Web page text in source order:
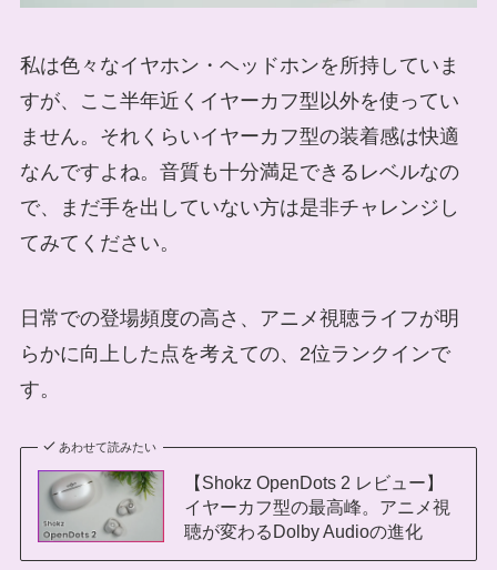
私は色々なイヤホン・ヘッドホンを所持していま
すが、ここ半年近くイヤーカフ型以外を使ってい
ません。それくらいイヤーカフ型の装着感は快適
なんですよね。音質も十分満足できるレベルなの
で、まだ手を出していない方は是非チャレンジし
てみてください。
日常での登場頻度の高さ、アニメ視聴ライフが明
らかに向上した点を考えての、2位ランクインで
す。
あわせて読みたい
【Shokz OpenDots 2 レビュー】
イヤーカフ型の最高峰。アニメ視
聴が変わるDolby Audioの進化